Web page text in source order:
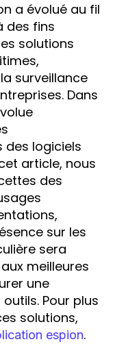
a évolué au fil
des fins
solutions
surveillance
Dans
logiciels
article, nous
des
sur les
sera
meilleures
une
Pour plus
solutions,
espion.